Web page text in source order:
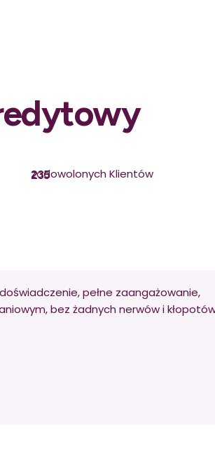
235
zadowolonych Klientów
pełne zaangażowanie,
bez żadnych nerwów i